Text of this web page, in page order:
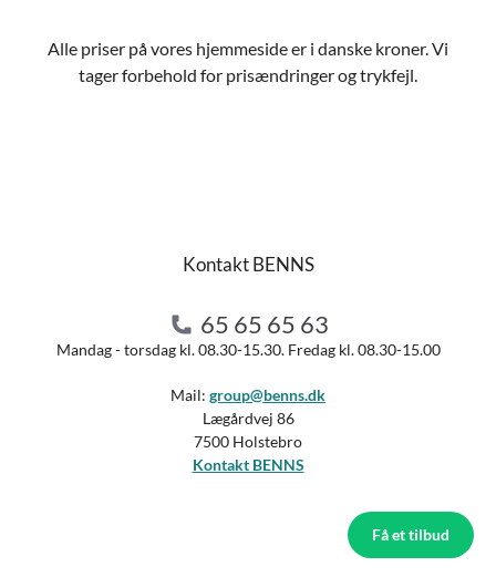
Få et tilbud
Alle priser på vores hjemmeside er i danske kroner. Vi
tager forbehold for prisændringer og trykfejl.
Kontakt BENNS
65 65 65 63
Mandag - torsdag kl. 08.30-15.30. Fredag kl. 08.30-15.00
Mail: group@benns.dk
Lægårdvej 86
7500 Holstebro
Kontakt BENNS